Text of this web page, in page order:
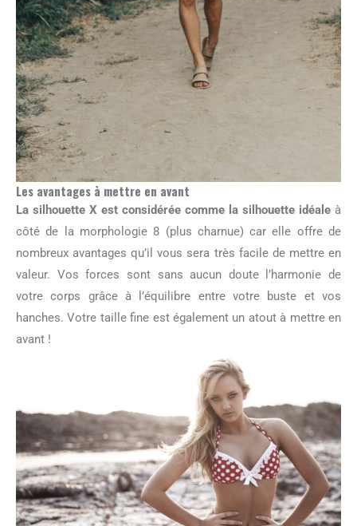
Les avantages à mettre en avant
La silhouette X est considérée comme la silhouette idéale à
côté de la morphologie 8 (plus charnue) car elle offre de
nombreux avantages qu’il vous sera très facile de mettre en
valeur. Vos forces sont sans aucun doute l’harmonie de
votre corps grâce à l’équilibre entre votre buste et vos
hanches. Votre taille fine est également un atout à mettre en
avant !